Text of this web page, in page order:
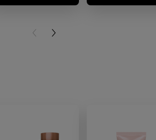
PREVIOUS CARD
NEXT CARD